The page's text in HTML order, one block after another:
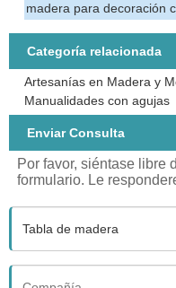
madera para decoración
Categoría relacionada
Artesanías en Madera y
Manualidades con agujas
Enviar Consulta
Por favor, siéntase libre
formulario. Le